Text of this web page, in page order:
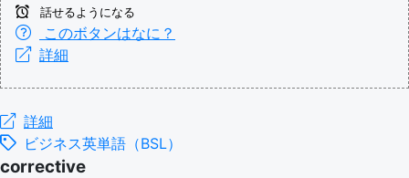
話せるようになる
このボタンはなに？
詳細
詳細
ビジネス英単語（BSL）
corrective